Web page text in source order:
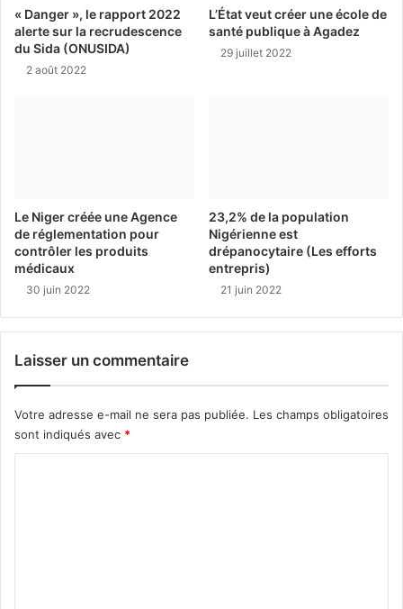
« Danger », le rapport 2022
alerte sur la recrudescence
du Sida (ONUSIDA)
2 août 2022
L’État veut créer une école de
santé publique à Agadez
29 juillet 2022
Le Niger créée une Agence
de réglementation pour
contrôler les produits
médicaux
30 juin 2022
23,2% de la population
Nigérienne est
drépanocytaire (Les efforts
entrepris)
21 juin 2022
Laisser un commentaire
Votre adresse e-mail ne sera pas publiée. Les champs obligatoires
sont indiqués avec *